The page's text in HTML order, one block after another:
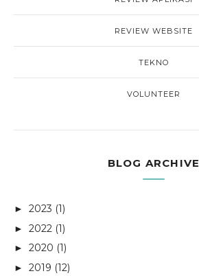
REVIEW WEBSITE
TEKNO
VOLUNTEER
BLOG ARCHIVE
► 2023 (1)
► 2022 (1)
► 2020 (1)
► 2019 (12)